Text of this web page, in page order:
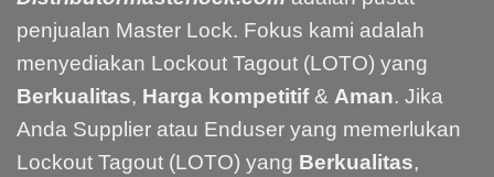
penjualan Master Lock. Fokus kami adalah
menyediakan Lockout Tagout (LOTO) yang
Berkualitas, Harga kompetitif& Aman. Jika
Anda Supplier atau Enduser yang memerlukan
Lockout Tagout (LOTO) yang Berkualitas,